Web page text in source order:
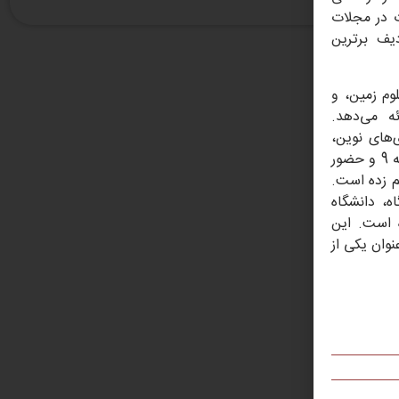
در مجلات
برترین
زمین، و
می‌دهد.
نوین،
بسترهای مناسبی برای تحقیق و نوآوری فراهم کرده‌اند. نسبت استاد به دانشجو 1 به 9 و حضور
زده است.
دانشگاه
است. این
یکی از